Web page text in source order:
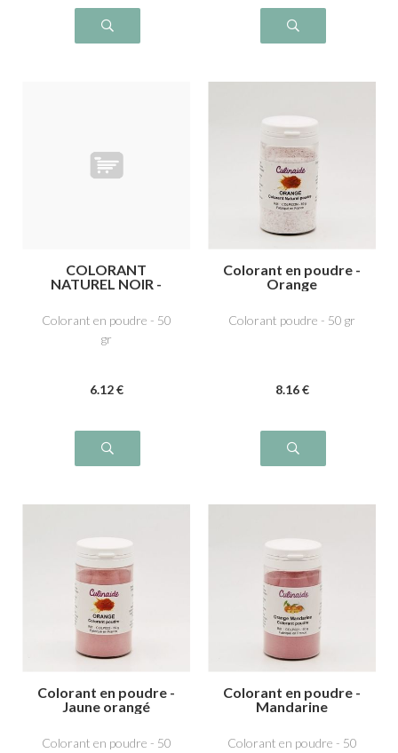
COLORANT
NATUREL NOIR -
Colorant en poudre - 50
gr
6.12 €
Colorant en poudre -
Orange
Colorant poudre - 50 gr
8.16 €
Colorant en poudre -
Jaune orangé
Colorant en poudre - 50
Colorant en poudre -
Mandarine
Colorant en poudre - 50